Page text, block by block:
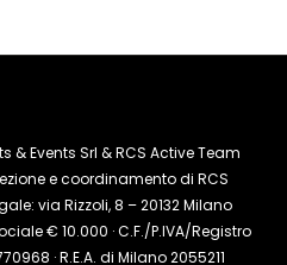
& Events Srl & RCS Active Team
e coordinamento di RCS
via Rizzoli, 8 – 20132 Milano
€ 10.000 · C.F./P.IVA/Registro
· R.E.A. di Milano 2055211